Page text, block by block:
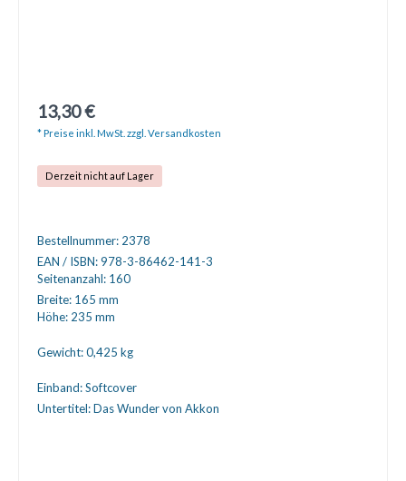
13,30 €
* Preise inkl. MwSt. zzgl. Versandkosten
Derzeit nicht auf Lager
Bestellnummer: 2378
EAN / ISBN:978-3-86462-141-3
Seitenanzahl: 160
Breite: 165 mm
Höhe: 235 mm
Gewicht:0,425 kg
Einband:Softcover
Untertitel:Das Wunder von Akkon